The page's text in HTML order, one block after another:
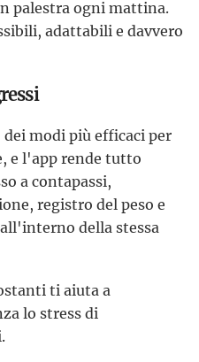
palestra ogni mattina.
adattabili e davvero
dei modi più efficaci per
e l'app rende tutto
a contapassi,
registro del peso e
della stessa
ti aiuta a
lo stress di